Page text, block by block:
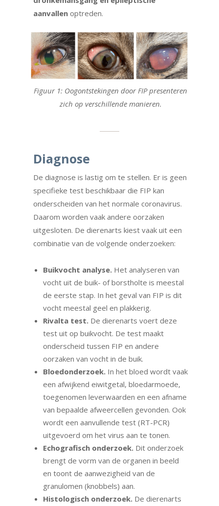
aanvallenoptreden.
Figuur 1: Oogontstekingen door FIP presenteren
zich op verschillende manieren.
Diagnose
De diagnose is lastig om te stellen. Er is geen
specifieke test beschikbaar die FIP kan
onderscheiden van het normale coronavirus.
Daarom worden vaak andere oorzaken
uitgesloten. De dierenarts kiest vaak uit een
combinatie van de volgende onderzoeken:
Buikvocht analyse.Het analyseren van
vocht uit de buik- of borstholte is meestal
de eerste stap. In het geval van FIP is dit
vocht meestal geel en plakkerig.
Rivalta test.De dierenarts voert deze
test uit op buikvocht. De test maakt
onderscheid tussen FIP en andere
oorzaken van vocht in de buik.
Bloedonderzoek.In het bloed wordt vaak
een afwijkend eiwitgetal, bloedarmoede,
toegenomen leverwaarden en een afname
van bepaalde afweercellen gevonden. Ook
wordt een aanvullende test (RT-PCR)
uitgevoerd om het virus aan te tonen.
Echografisch onderzoek.Dit onderzoek
brengt de vorm van de organen in beeld
en toont de aanwezigheid van de
granulomen (knobbels) aan.
Histologisch onderzoek.De dierenarts